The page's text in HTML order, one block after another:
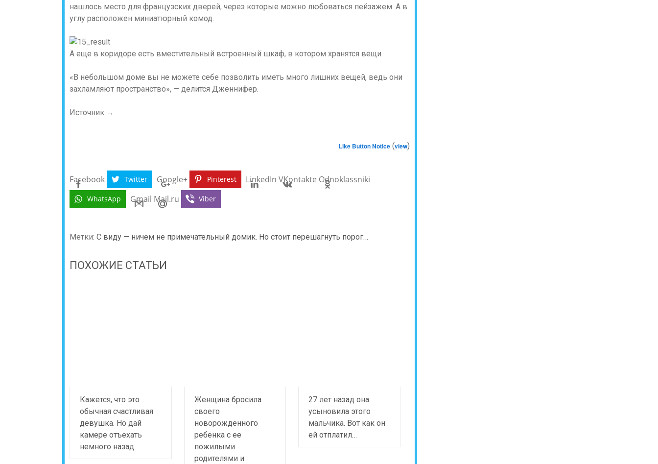
нашлось место для французских дверей, через которые можно любоваться пейзажем. А в
углу расположен миниатюрный комод.
А еще в коридоре есть вместительный встроенный шкаф, в котором хранятся вещи.
«В небольшом доме вы не можете себе позволить иметь много лишних вещей, ведь они
захламляют пространство», — делится Дженнифер.
Источник →
Like Button Notice (view)
Facebook Twitter Google+ Pinterest LinkedIn VKontakte Odnoklassniki
WhatsApp Gmail Mail.ru Viber
Метки: С виду — ничем не примечательный домик. Но стоит перешагнуть порог…
ПОХОЖИЕ СТАТЬИ
Кажется, что это
обычная счастливая
девушка. Но дай
камере отъехать
немного назад.
Женщина бросила
своего
новорожденного
ребенка с ее
пожилыми
родителями и
27 лет назад она
усыновила этого
мальчика. Вот как он
ей отплатил…